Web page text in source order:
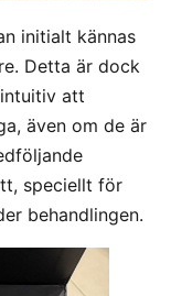
initialt kännas
Detta är dock
att
även om de är
speciellt för
behandlingen.